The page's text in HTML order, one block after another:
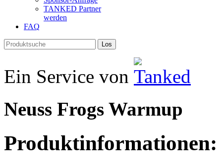
TANKED Partner
werden
FAQ
Los
Ein Service von
Neuss Frogs Warmup
Produktinformationen: